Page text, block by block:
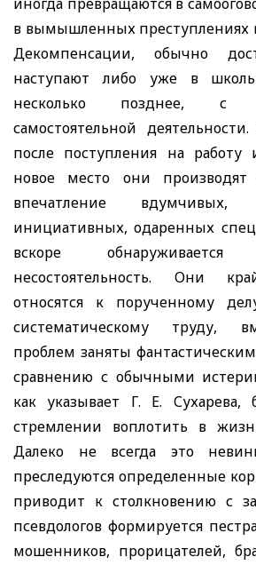
в вымышленных преступлениях
Декомпенсации, обычно
наступают либо уже в
несколько позднее, с
самостоятельной
после поступления на
новое место они
впечатление вдумчивых,
инициативных, одаренных
вскоре
несостоятельность. Они
относятся к порученному
систематическому труду,
проблем заняты
сравнению с обычными
как указывает Г. Е.
стремлении воплотить в
Далеко не всегда это
преследуются определенные
приводит к столкновению с
псевдологов формируется
мошенников, прорицателей,